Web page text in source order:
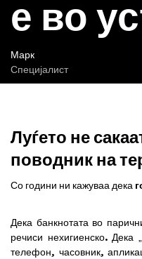
е во
Марк
Специјалист
Луѓето не
поводник на
Со години ни кажуваа дека
Дека банкнотата во
речиси нехигиенско. Дека
телефон, часовник,